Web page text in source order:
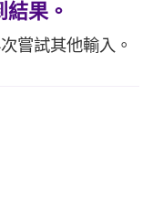
結果。
嘗試其他輸入。